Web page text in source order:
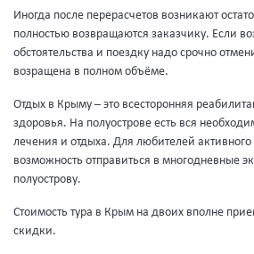
Иногда после перерасчетов возникают
полностью возвращаются заказчику. Если
обстоятельства и поездку надо срочно
возращена в полном объёме.
Отдых в Крыму – это всесторонняя
здоровья. На полуострове есть вся
лечения и отдыха. Для любителей активного
возможность отправиться в многодневные
полуострову.
Стоимость тура в Крым на двоих вполне
скидки.